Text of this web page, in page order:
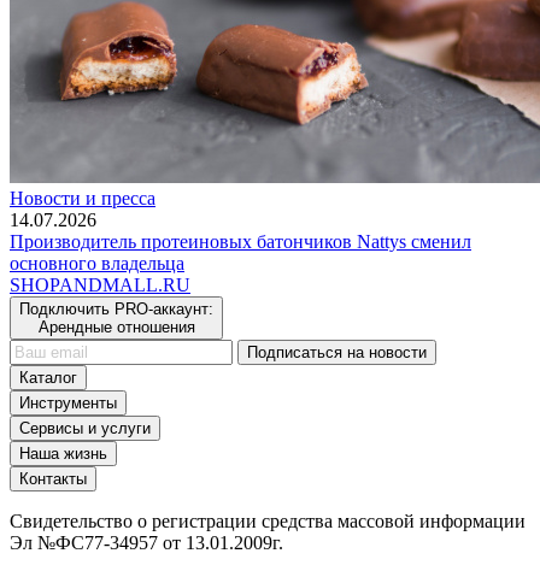
Новости и пресса
14.07.2026
Производитель протеиновых батончиков Nattys сменил
основного владельца
SHOPANDMALL.RU
Подключить PRO-аккаунт:
Арендные отношения
Подписаться на новости
Каталог
Инструменты
Сервисы и услуги
Наша жизнь
Контакты
Свидетельство о регистрации средства массовой информации
Эл №ФС77-34957 от 13.01.2009г.